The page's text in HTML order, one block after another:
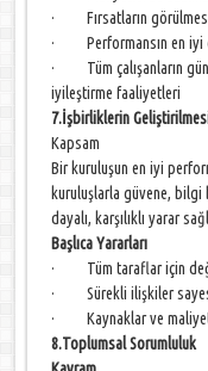
· Fırsatların
· Performansın en iyi
· Tüm çalışanların
iyileştirme faaliyetleri
7.İşbirliklerin
Kapsam
Bir kuruluşun en iyi
kuruluşlarla güvene, bilgi
dayalı, karşılıklı yarar
Başlıca Yararları
· Tüm taraflar için
· Sürekli ilişkiler
· Kaynaklar ve
8.Toplumsal Sorumluluk